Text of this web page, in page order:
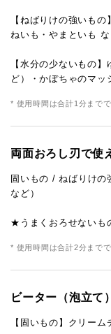
【ねばりけの強いも
ねいも・やまといも な
【水分の少ないもの
ど）・かぼちゃのマッ
* 使用時間は合計1分までで
両面おろし刃で使
固いもの / ねばりけの
など）
★うまくおろせないも
* 使用時間は合計2分までで
ビーター（泡立て
【固いもの】クリー